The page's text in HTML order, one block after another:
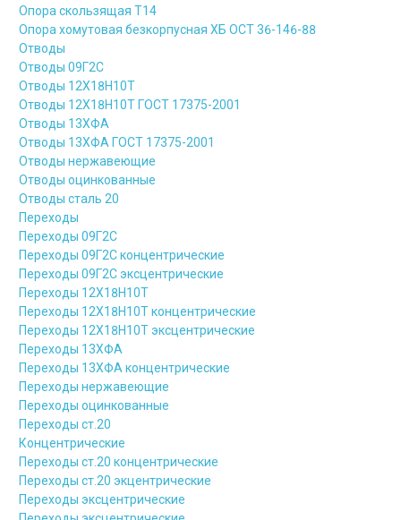
Опора скользящая Т14
Опора хомутовая безкорпусная ХБ ОСТ 36-146-88
Отводы
Отводы 09Г2С
Отводы 12Х18Н10Т
Отводы 12Х18Н10Т ГОСТ 17375-2001
Отводы 13ХФА
Отводы 13ХФА ГОСТ 17375-2001
Отводы нержавеющие
Отводы оцинкованные
Отводы сталь 20
Переходы
Переходы 09Г2С
Переходы 09Г2С концентрические
Переходы 09Г2С эксцентрические
Переходы 12Х18Н10Т
Переходы 12Х18Н10Т концентрические
Переходы 12Х18Н10Т эксцентрические
Переходы 13ХФА
Переходы 13ХФА концентрические
Переходы нержавеющие
Переходы оцинкованные
Переходы ст.20
Концентрические
Переходы ст.20 концентрические
Переходы ст.20 экцентрические
Переходы эксцентрические